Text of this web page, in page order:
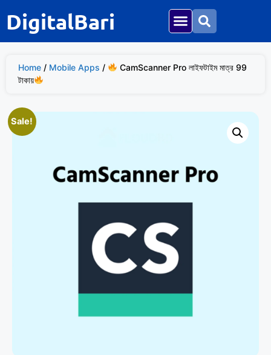
DigitalBari
Home / Mobile Apps /
CamScanner Pro লাইফটাইম মাত্র 99
টাকায়
Sale!